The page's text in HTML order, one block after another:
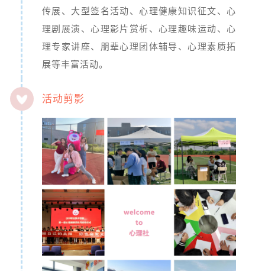
传展、大型签名活动、心理健康知识征文、心
理剧展演、心理影片赏析、心理趣味运动、心
理专家讲座、朋辈心理团体辅导、心理素质拓
展等丰富活动。
活动剪影